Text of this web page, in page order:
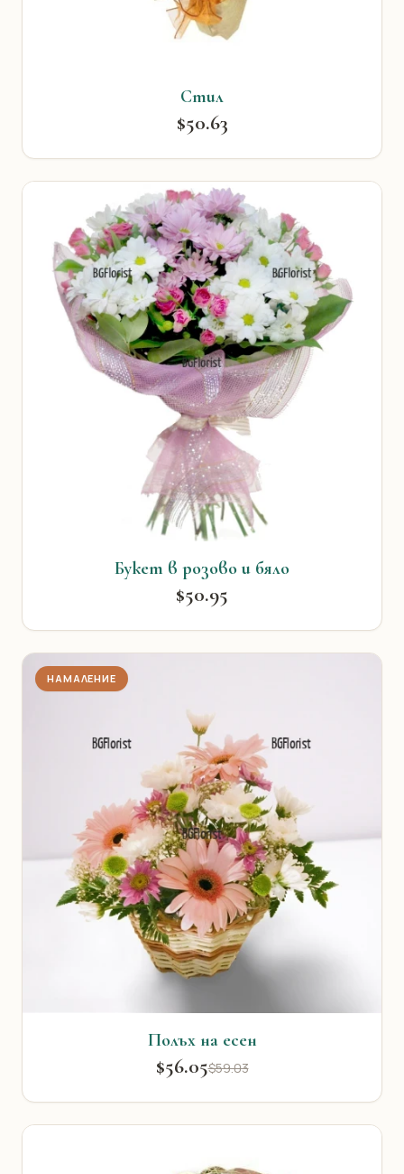
Стил
$50.63
Букет в розово и бяло
$50.95
НАМАЛЕНИЕ
Полъх на есен
$56.05$59.03